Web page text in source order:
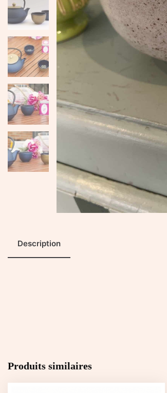
Description
Produits similaires